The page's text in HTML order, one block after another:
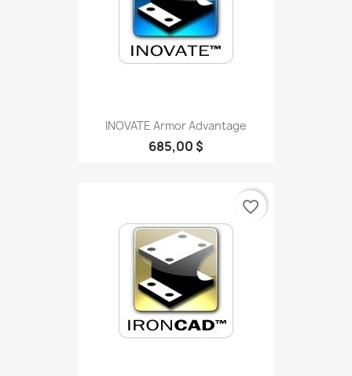
INOVATE Armor Advantage
685,00 $
favorite_border